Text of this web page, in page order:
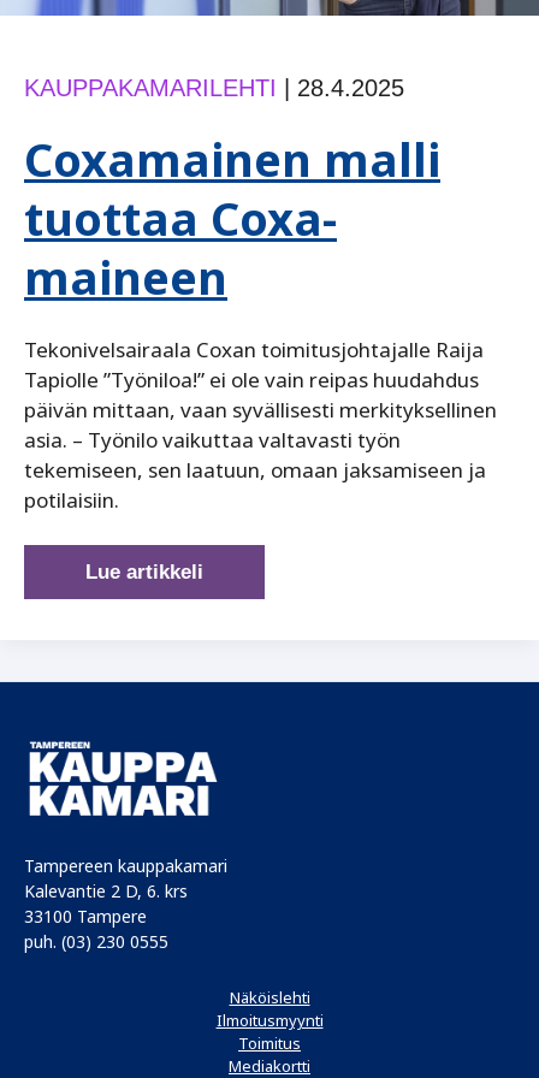
KAUPPAKAMARILEHTI 28.4.2025
Coxamainen malli
tuottaa Coxa-
maineen
Tekonivelsairaala Coxan toimitusjohtajalle Raija
Tapiolle ”Työniloa!” ei ole vain reipas huudahdus
päivän mittaan, vaan syvällisesti merkityksellinen
asia. – Työnilo vaikuttaa valtavasti työn
tekemiseen, sen laatuun, omaan jaksamiseen ja
potilaisiin.
Coxamainen
malli
Lue artikkeli
Tampereen kauppakamari
Kalevantie 2 D, 6. krs
33100 Tampere
puh. (03) 230 0555
Näköislehti
Ilmoitusmyynti
Toimitus
Mediakortti